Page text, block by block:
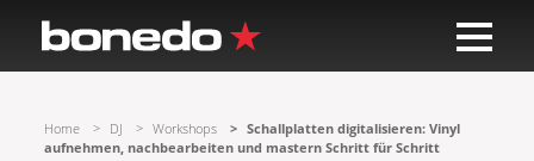
Home DJ Workshops
Schallplatten digitalisieren: Vinyl
aufnehmen, nachbearbeiten und mastern Schritt für Schritt